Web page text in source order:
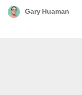
Gary Huaman